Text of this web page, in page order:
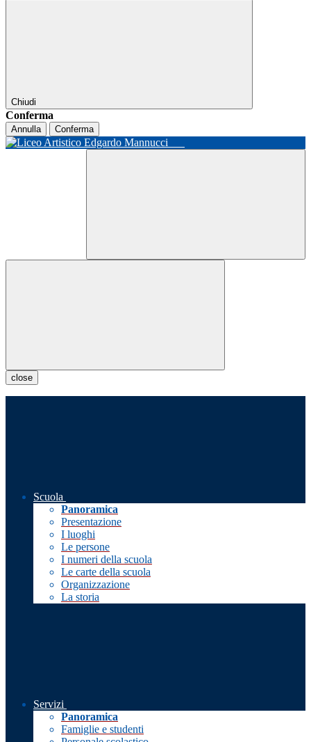
Chiudi
Conferma
Annulla Conferma
close
Scuola
Panoramica
Presentazione
I luoghi
Le persone
I numeri della scuola
Le carte della scuola
Organizzazione
La storia
Servizi
Panoramica
Famiglie e studenti